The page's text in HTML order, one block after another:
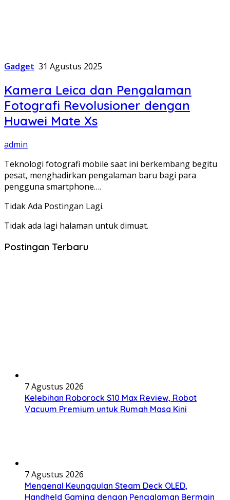
Gadget 31 Agustus 2025
Kamera Leica dan Pengalaman
Fotografi Revolusioner dengan
Huawei Mate Xs
admin
Teknologi fotografi mobile saat ini berkembang begitu
pesat, menghadirkan pengalaman baru bagi para
pengguna smartphone….
Tidak Ada Postingan Lagi.
Tidak ada lagi halaman untuk dimuat.
Postingan Terbaru
7 Agustus 2026
Kelebihan Roborock S10 Max Review, Robot
Vacuum Premium untuk Rumah Masa Kini
7 Agustus 2026
Mengenal Keunggulan Steam Deck OLED,
Handheld Gaming dengan Pengalaman Bermain